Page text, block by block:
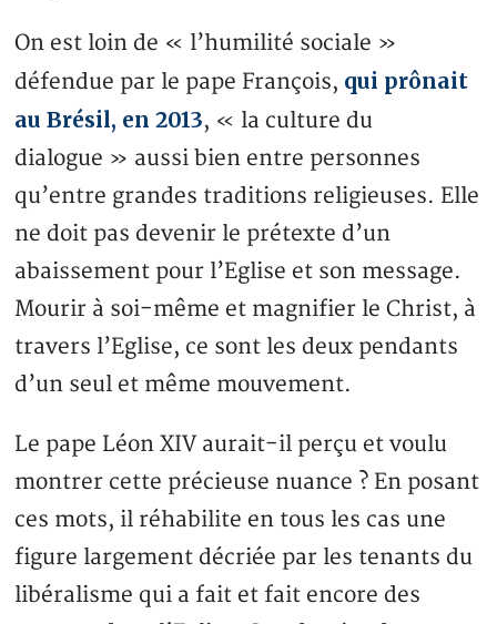
On est loin de « l’humilité sociale »
défendue par le pape François, qui prônait
au Brésil, en 2013, « la culture du
dialogue » aussi bien entre personnes
qu’entre grandes traditions religieuses. Elle
ne doit pas devenir le prétexte d’un
abaissement pour l’Eglise et son message.
Mourir à soi-même et magnifier le Christ, à
travers l’Eglise, ce sont les deux pendants
d’un seul et même mouvement.
Le pape Léon XIV aurait-il perçu et voulu
montrer cette précieuse nuance ? En posant
ces mots, il réhabilite en tous les cas une
figure largement décriée par les tenants du
libéralisme qui a fait et fait encore des